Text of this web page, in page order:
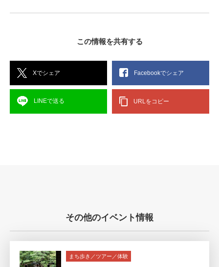
この情報を共有する
Xでシェア Facebookでシェア
LINEで送る URLをコピー
その他のイベント情報
まち歩き／ツアー／体験